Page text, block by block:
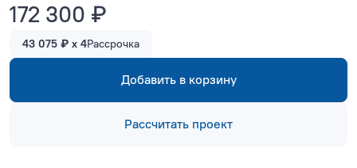
172 300 ₽
43 075 ₽ x 4Рассрочка
Добавить в корзину
Рассчитать проект